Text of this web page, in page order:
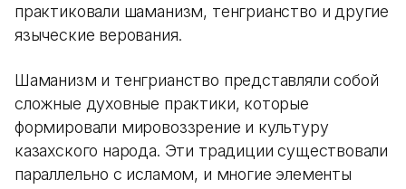
практиковали шаманизм, тенгрианство и другие
языческие верования.
Шаманизм и тенгрианство представляли собой
сложные духовные практики, которые
формировали мировоззрение и культуру
казахского народа. Эти традиции существовали
параллельно с исламом, и многие элементы